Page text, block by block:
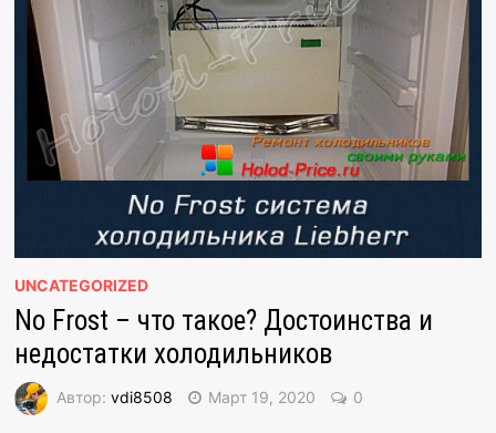
UNCATEGORIZED
No Frost – что такое? Достоинства и
недостатки холодильников
Автор: vdi8508 Март 19, 2020 0